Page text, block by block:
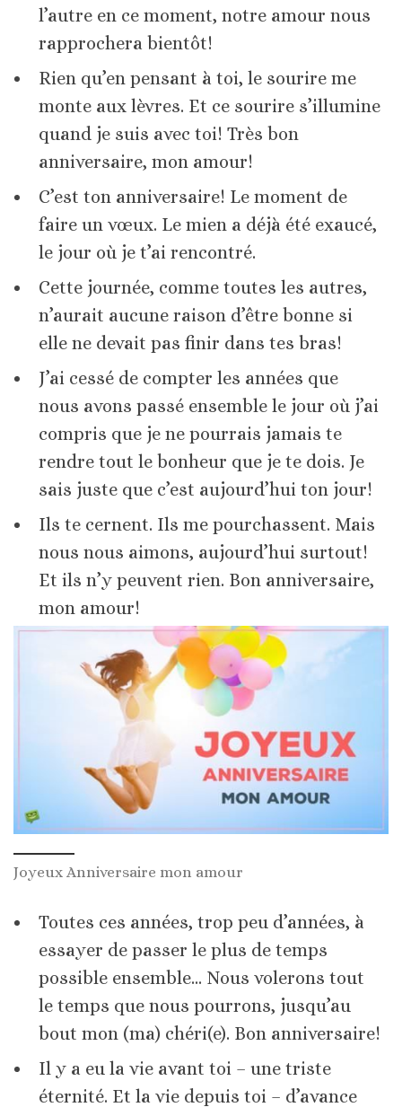
l’autre en ce moment, notre amour nous
rapprochera bientôt!
Rien qu’en pensant à toi, le sourire me
monte aux lèvres. Et ce sourire s’illumine
quand je suis avec toi! Très bon
anniversaire, mon amour!
C’est ton anniversaire! Le moment de
faire un vœux. Le mien a déjà été exaucé,
le jour où je t’ai rencontré.
Cette journée, comme toutes les autres,
n’aurait aucune raison d’être bonne si
elle ne devait pas finir dans tes bras!
J’ai cessé de compter les années que
nous avons passé ensemble le jour où j’ai
compris que je ne pourrais jamais te
rendre tout le bonheur que je te dois. Je
sais juste que c’est aujourd’hui ton jour!
Ils te cernent. Ils me pourchassent. Mais
nous nous aimons, aujourd’hui surtout!
Et ils n’y peuvent rien. Bon anniversaire,
mon amour!
Joyeux Anniversaire mon amour
Toutes ces années, trop peu d’années, à
essayer de passer le plus de temps
possible ensemble… Nous volerons tout
le temps que nous pourrons, jusqu’au
bout mon (ma) chéri(e). Bon anniversaire!
Il y a eu la vie avant toi – une triste
éternité. Et la vie depuis toi – d’avance